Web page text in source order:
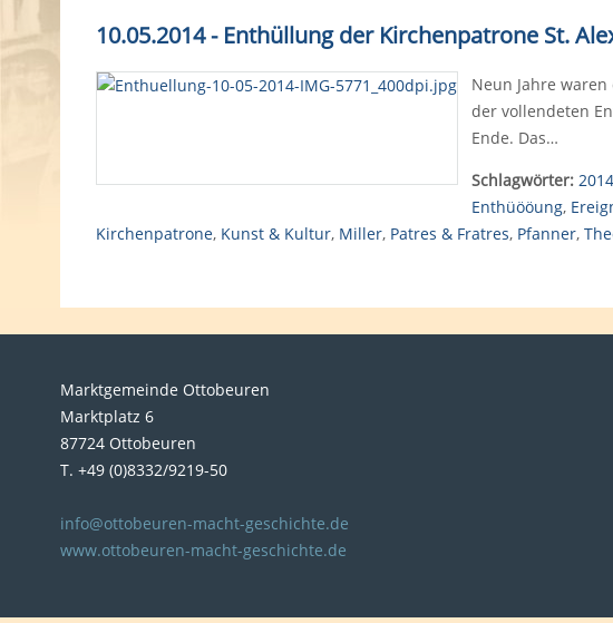
e
10.05.2014 - Enthüllung der Kirchenpatrone St.
Neun Jahre
der vollendeten
Ende. Das…
Schlagwörter: 2014
Enthüööung,
Kirchenpatrone, Kunst & Kultur, Miller, Patres & Fratres, Pfanner,
Marktgemeinde Ottobeuren
Marktplatz 6
87724 Ottobeuren
T. +49 (0)8332/9219-50
info@ottobeuren-macht-geschichte.de
www.ottobeuren-macht-geschichte.de